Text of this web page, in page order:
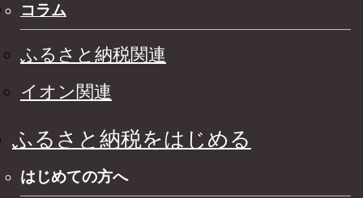
コラム
ふるさと納税関連
イオン関連
ふるさと納税をはじめる
はじめての方へ